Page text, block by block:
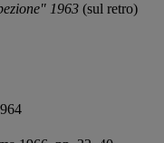
1963 (sul retro)